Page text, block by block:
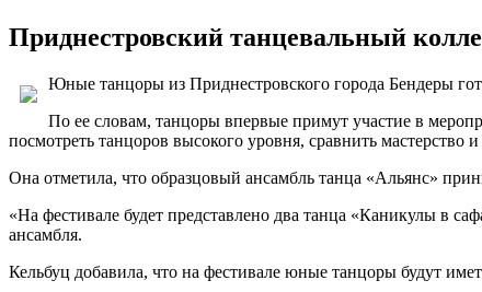
Приднестровский танцевальный
Юные танцоры из Приднестровского города Бендеры
По ее словам, танцоры впервые примут участие в
посмотреть танцоров высокого уровня, сравнить
Она отметила, что образцовый ансамбль танца «Альянс»
«На фестивале будет представлено два танца «Каникулы в
ансамбля.
Кельбуц добавила, что на фестивале юные танцоры будут